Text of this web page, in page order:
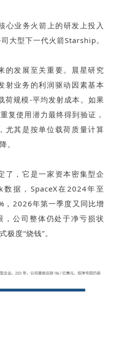
心业务火箭上的研发上投入
大型下一代火箭Starship。
的发展至关重要。晨星研究
射业务的利润驱动因素基本
荷规模-平均发射成本。如果
复使用潜力最终得到验证，
尤其是按单位载荷质量计算
。
了，它是一家资本密集型企
据，SpaceX在2024年至
，2026年第一季度又同比增
，公司整体仍处于净亏损状
度“烧钱”。